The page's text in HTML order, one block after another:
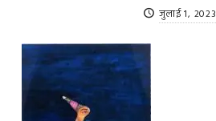
जुलाई 1, 2023